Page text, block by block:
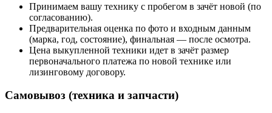
Принимаем вашу технику с пробегом в зачёт новой (по
согласованию).
Предварительная оценка по фото и входным данным
(марка, год, состояние), финальная — после осмотра.
Цена выкупленной техники идет в зачёт размер
первоначального платежа по новой технике или
лизинговому договору.
Самовывоз (техника и запчасти)